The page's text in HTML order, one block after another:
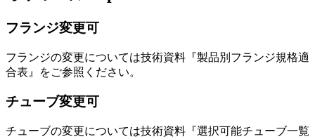
フランジ変更可
フランジの変更については技術資料『製品別フランジ規格適
合表』をご参照ください。
チューブ変更可
チューブの変更については技術資料『選択可能チューブ一覧